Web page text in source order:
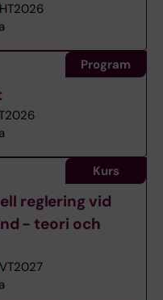
HT2026
Program
reglering vid
- teori och
VT2027
Kurs